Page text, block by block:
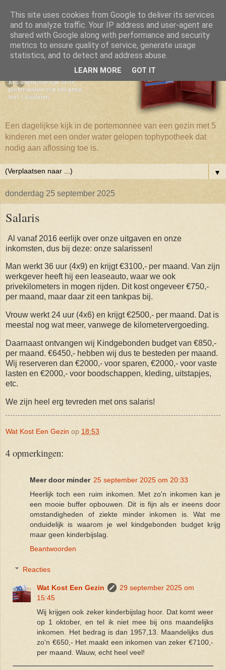
Een dagelijkse kijk in de portemonnee van een gezin met 5
kinderen met een onder water gelopen tophypotheek dat
nodig aan aflossing toe is.
▼
donderdag 25 september 2025
Salaris
Al vanaf 2016 eerlijk over onze uitgaven en onze
inkomsten, dus bij deze: onze salarissen!
Man werkt 36 uur (4x9) en krijgt €3100,- per maand. Van zijn
werkgever heeft hij een leaseauto, waar we ook
privekilometers in mogen rijden. Dit kost ongeveer €750,-
per maand, maar daar zit een tankpas bij.
Vrouw werkt 24 uur (4x6) en krijgt €2500,- per maand. Dat is
meestal nog wat meer, vanwege de kilometervergoeding.
Daarnaast ontvangen wij Kindgebonden budget van €850,-
per maand. €6450,- hebben wij dus te besteden per maand.
Wij reserveren dan €2000,- voor sparen, €2000,- voor vaste
lasten en €2000,- voor boodschappen, kleding, uitstapjes,
etc.
We zijn heel erg tevreden met ons salaris!
Wat Kost Een Gezin op 18:53
4 opmerkingen:
Meer door minder 25 september 2025 om 20:33
Heerlijk toch een ruim inkomen. Met zo'n inkomen kan je
een mooie buffer opbouwen. Dit is fijn als er ineens door
omstandigheden of ziekte minder inkomen is. Wat me
onduidelijk is waarom je wel kindgebonden budget krijg
maar geen kinderbijslag.
Beantwoorden
Reacties
Wat Kost Een Gezin
29 september 2025 om
15:45
Wij krijgen ook zeker kinderbijslag hoor. Dat komt weer
op 1 oktober, en tel ik niet mee bij ons maandelijks
inkomen. Het bedrag is dan 1957,13. Maandelijks dus
zo'n €650,- Het maakt een inkomen van zeker €7100,-
per maand. Wauw, echt heel veel!
This site uses cookies from Google to deliver its services
and to analyze traffic. Your IP address and user-agent are
shared with Google along with performance and security
metrics to ensure quality of service, generate usage
statistics, and to detect and address abuse.
LEARN MORE GOT IT